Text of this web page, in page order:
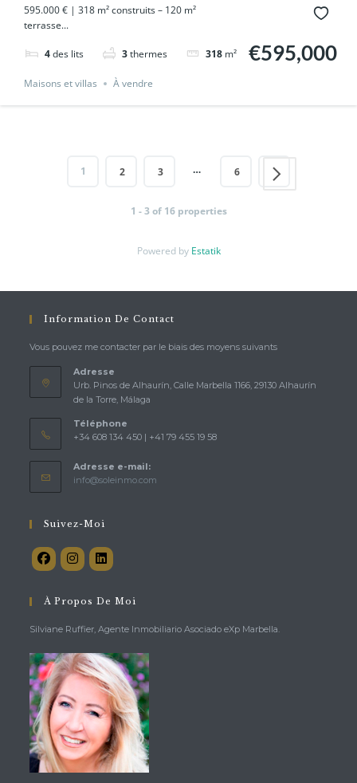
595.000 € | 318 m² construits – 120 m²
terrasse...
4des lits 3thermes 318 m² €595,000
Maisons et villas À vendre
1 2 3 … 6
1 - 3 of 16 properties
Powered by Estatik
Information De Contact
Vous pouvez me contacter par le biais des moyens suivants
Adresse
Urb. Pinos de Alhaurín, Calle Marbella 1166, 29130 Alhaurín
de la Torre, Málaga
Téléphone
+34 608 134 450 | +41 79 455 19 58
Adresse e-mail:
info@soleinmo.com
Suivez-Moi
À Propos De Moi
Silviane Ruffier, Agente Inmobiliario Asociado eXp Marbella.